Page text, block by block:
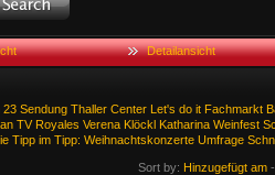
Detailansicht
23 Sendung Thaller Center Let's do it Fachmarkt
TV Royales Verena Klöckl Katharina Weinfest
Tipp im Tipp: Weihnachtskonzerte Umfrage
Sort by: Hinzugefügt am -